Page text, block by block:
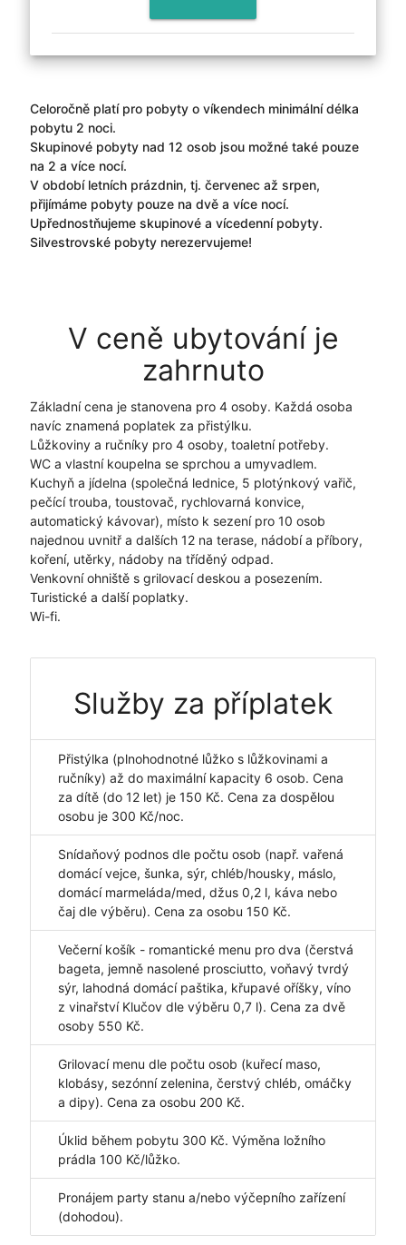
Celoročně platí pro pobyty o víkendech minimální délka
pobytu 2 noci.
Skupinové pobyty nad 12 osob jsou možné také pouze
na 2 a více nocí.
V období letních prázdnin, tj. červenec až srpen,
přijímáme pobyty pouze na dvě a více nocí.
Upřednostňujeme skupinové a vícedenní pobyty.
Silvestrovské pobyty nerezervujeme!
V ceně ubytování je
zahrnuto
Základní cena je stanovena pro 4 osoby. Každá osoba
navíc znamená poplatek za přistýlku.
Lůžkoviny a ručníky pro 4 osoby, toaletní potřeby.
WC a vlastní koupelna se sprchou a umyvadlem.
Kuchyň a jídelna (společná lednice, 5 plotýnkový vařič,
pečící trouba, toustovač, rychlovarná konvice,
automatický kávovar), místo k sezení pro 10 osob
najednou uvnitř a dalších 12 na terase, nádobí a příbory,
koření, utěrky, nádoby na tříděný odpad.
Venkovní ohniště s grilovací deskou a posezením.
Turistické a další poplatky.
Wi-fi.
Služby za příplatek
Přistýlka (plnohodnotné lůžko s lůžkovinami a
ručníky) až do maximální kapacity 6 osob. Cena
za dítě (do 12 let) je 150 Kč. Cena za dospělou
osobu je 300 Kč/noc.
Snídaňový podnos dle počtu osob (např. vařená
domácí vejce, šunka, sýr, chléb/housky, máslo,
domácí marmeláda/med, džus 0,2 l, káva nebo
čaj dle výběru). Cena za osobu 150 Kč.
Večerní košík - romantické menu pro dva (čerstvá
bageta, jemně nasolené prosciutto, voňavý tvrdý
sýr, lahodná domácí paštika, křupavé oříšky, víno
z vinařství Klučov dle výběru 0,7 l). Cena za dvě
osoby 550 Kč.
Grilovací menu dle počtu osob (kuřecí maso,
klobásy, sezónní zelenina, čerstvý chléb, omáčky
a dipy). Cena za osobu 200 Kč.
Úklid během pobytu 300 Kč. Výměna ložního
prádla 100 Kč/lůžko.
Pronájem party stanu a/nebo výčepního zařízení
(dohodou).